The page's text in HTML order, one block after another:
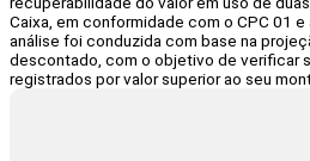
Caixa, em conformidade com o CPC 01 e
análise foi conduzida com base na
descontado, com o objetivo de verificar
registrados por valor superior ao seu